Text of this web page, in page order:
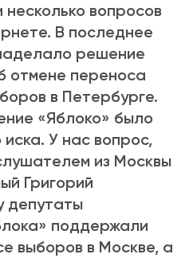
вопросов
В последнее
решение
отмене переноса
в Петербурге.
«Яблоко» было
У нас вопрос,
из Москвы
Григорий
депутаты
поддержали
выборов в Москве, а